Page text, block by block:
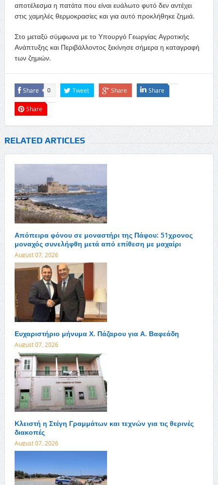
αποτέλεσμα η πατάτα που είναι ευάλωτο φυτό δεν αντέχει
στις χαμηλές θερμοκρασίες και για αυτό προκλήθηκε ζημιά.
Στο μεταξύ σύμφωνα με το Υπουργό Γεωργίας Αγροτικής
Ανάπτυξης και Περιβάλλοντος ξεκίνησε σήμερα η καταγραφή
των ζημιών.
Share 0 Tweet Share Share
Share
RELATED ARTICLES
Απόπειρα φόνου σε μοναστήρι της Πάφου: 51χρονος
μοναχός συνελήφθη μετά από επίθεση με μαχαίρι
August 07, 2026
Ευχαριστήριο μήνυμα Χ. Πάζαρου για Α. Βαφεάδη
August 07, 2026
Κλειστή η Στέγη Γραμμάτων και τεχνών για τις θερινές
διακοπές
August 07, 2026